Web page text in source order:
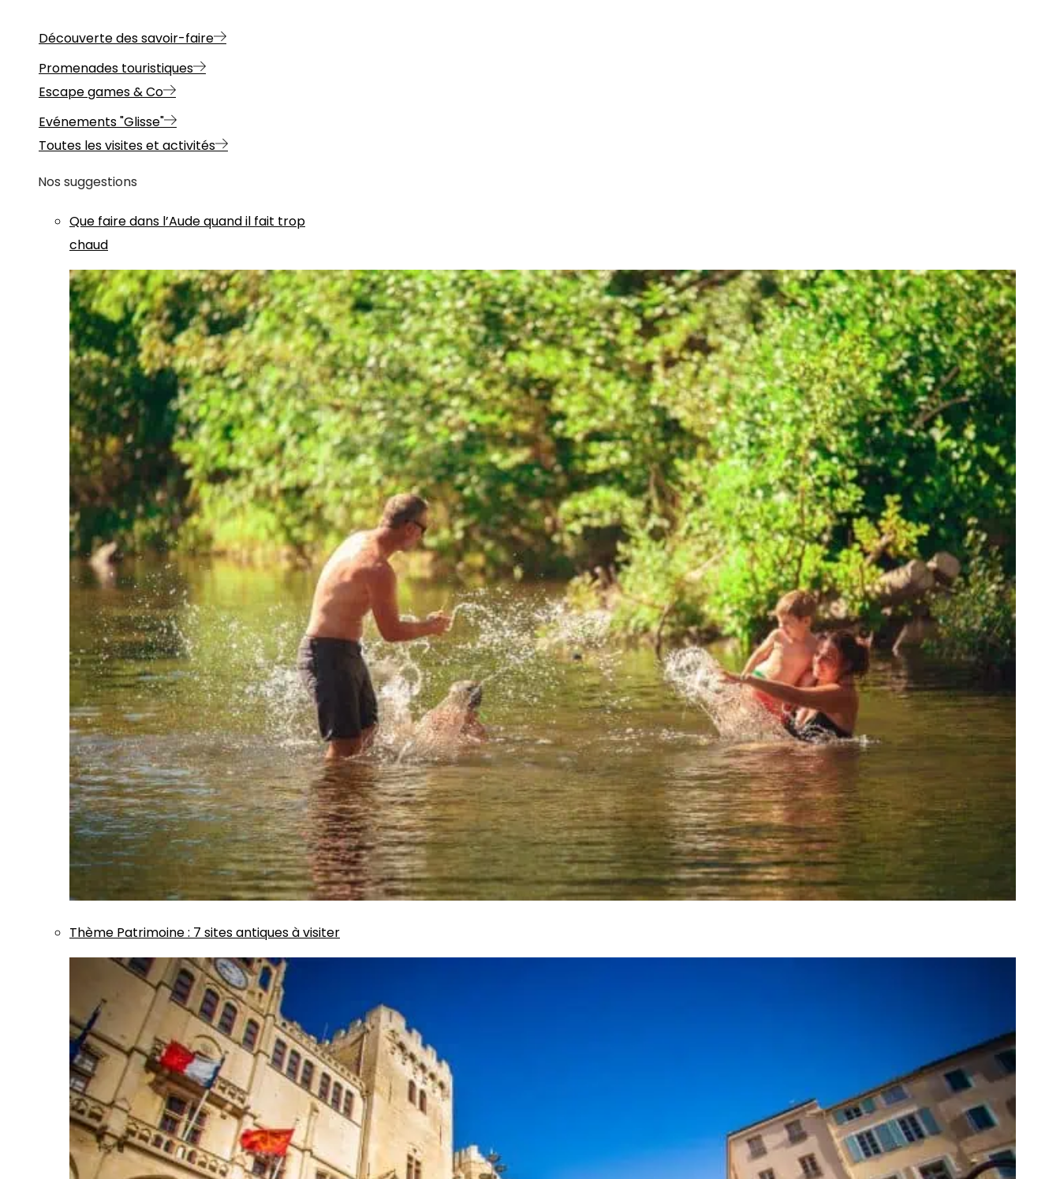
Découverte des savoir-faire
Promenades touristiques
Escape games & Co
Evénements "Glisse"
Toutes les visites et activités
Nos suggestions
Que faire dans l’Aude quand il fait trop
chaud
Thème Patrimoine: 7 sites antiques à visiter